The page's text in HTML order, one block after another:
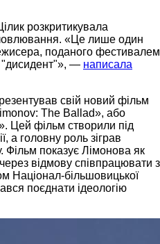
розкритикувала
«Це лише один
поданого фестивалем
"дисидент"», — написала
свій новий фільм
The Ballad», або
Цей фільм створили під
а головну роль зіграв
Фільм показує Лімонова як
відмову співпрацювати з
Націонал-більшовицької
поєднати ідеологію